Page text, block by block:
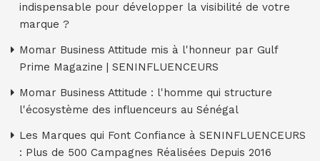
indispensable pour développer la visibilité de votre
marque ?
Momar Business Attitude mis à l'honneur par Gulf
Prime Magazine | SENINFLUENCEURS
Momar Business Attitude : l'homme qui structure
l'écosystème des influenceurs au Sénégal
Les Marques qui Font Confiance à SENINFLUENCEURS
: Plus de 500 Campagnes Réalisées Depuis 2016